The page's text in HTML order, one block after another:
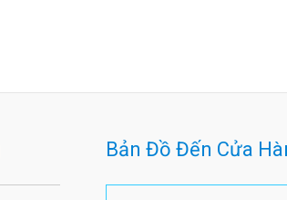
Bản Đồ Đến Cửa